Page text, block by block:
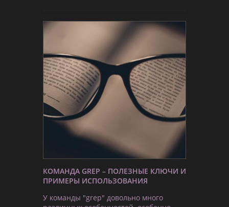
КОМАНДА GREP – ПОЛЕЗНЫЕ КЛЮЧИ И
ПРИМЕРЫ ИСПОЛЬЗОВАНИЯ
У команды "grep" довольно много